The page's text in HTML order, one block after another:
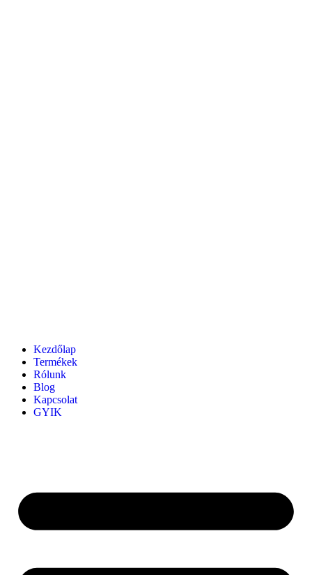
Kezdőlap
Termékek
Rólunk
Blog
Kapcsolat
GYIK